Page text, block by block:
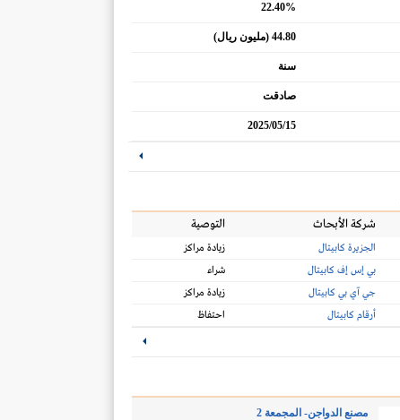
22.40%
44.80 (مليون ريال)
سنة
صادقت
2025/05/15
شركة الأبحاث التوصية
الجزيرة كابيتال
زيادة مراكز
بي إس إف كابيتال
شراء
جي آي بي كابيتال
زيادة مراكز
أرقام كابيتال احتفاظ
مصنع الدواجن- المجمعة 2